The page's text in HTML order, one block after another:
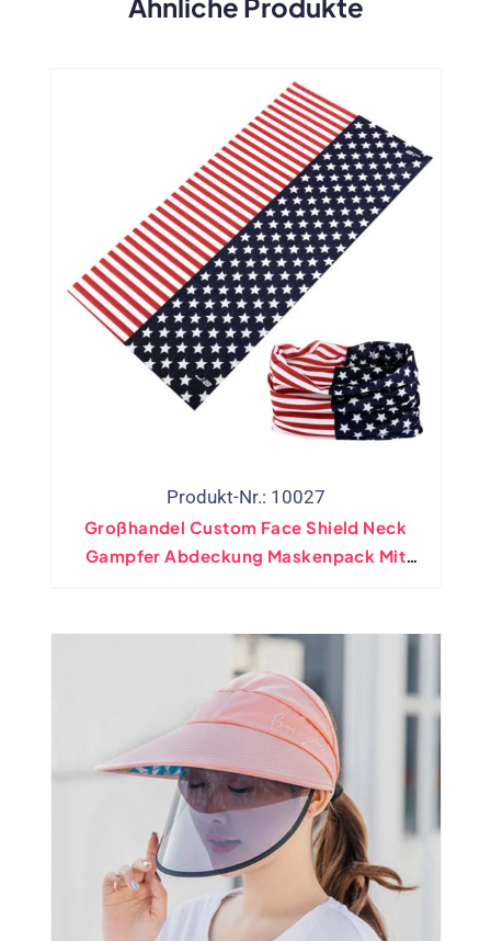
Produkt-Nr.: 10027
Großhandel Custom Face Shield Neck
Gampfer Abdeckung Maskenpack Mit